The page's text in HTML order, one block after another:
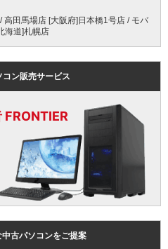
高田馬場店 [大阪府]日本橋1号店 / モバ
海道]札幌店
ン販売サービス
FRONTIER
古パソコンをご提案